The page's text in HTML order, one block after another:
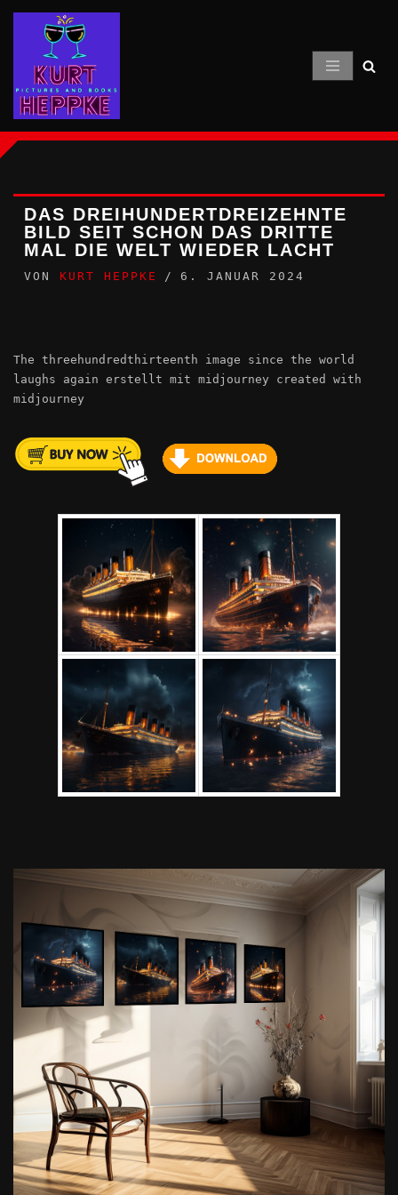
Inhalt
springen
DAS DREIHUNDERTDREIZEHNTE
BILD SEIT SCHON DAS DRITTE
MAL DIE WELT WIEDER LACHT
VON KURT HEPPKE 6. JANUAR 2024
The threehundredthirteenth image since the world
laughs again erstellt mit midjourney created with
midjourney